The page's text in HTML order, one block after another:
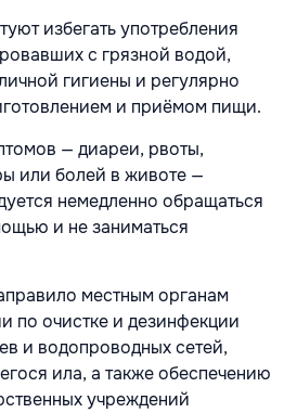
избегать употребления
с грязной водой,
гигиены и регулярно
и приёмом пищи.
— диареи, рвоты,
или болей в животе —
немедленно обращаться
и не заниматься
местным органам
по очистке и дезинфекции
и водопроводных сетей,
ила, а также обеспечению
учреждений